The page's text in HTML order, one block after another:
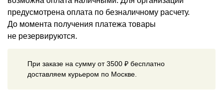
предусмотрена оплата по безналичному расчету.
До момента получения платежа товары
не резервируются.
При заказе на сумму от 3500 ₽ бесплатно
доставляем курьером по Москве.